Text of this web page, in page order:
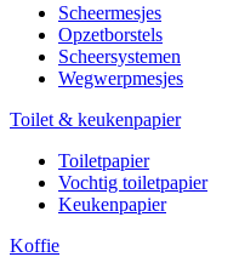
Scheermesjes
Opzetborstels
Scheersystemen
Wegwerpmesjes
Toilet & keukenpapier
Toiletpapier
Vochtig toiletpapier
Keukenpapier
Koffie